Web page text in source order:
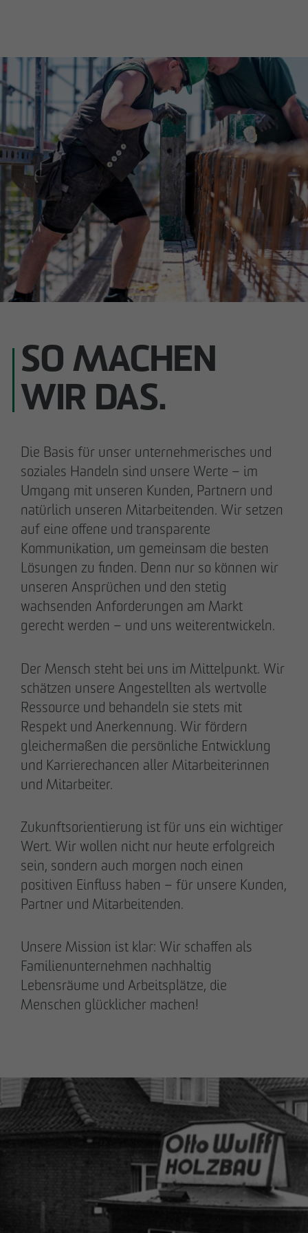
Impressum
Datenschutz
Barrierefreiheitserklärung
SO MACHEN
WIR DAS.
Die Basis für unser unternehmerisches und
soziales Handeln sind unsere Werte – im
Umgang mit unseren Kunden, Partnern und
natürlich unseren Mitarbeitenden. Wir setzen
auf eine offene und transparente
Kommunikation, um gemeinsam die besten
Lösungen zu finden. Denn nur so können wir
unseren Ansprüchen und den stetig
wachsenden Anforderungen am Markt
gerecht werden – und uns weiterentwickeln.
Der Mensch steht bei uns im Mittelpunkt. Wir
schätzen unsere Angestellten als wertvolle
Ressource und behandeln sie stets mit
Respekt und Anerkennung. Wir fördern
gleichermaßen die persönliche Entwicklung
und Karrierechancen aller Mitarbeiterinnen
und Mitarbeiter.
Zukunftsorientierung ist für uns ein wichtiger
Wert. Wir wollen nicht nur heute erfolgreich
sein, sondern auch morgen noch einen
positiven Einfluss haben – für unsere Kunden,
Partner und Mitarbeitenden.
Unsere Mission ist klar: Wir schaffen als
Familienunternehmen nachhaltig
Lebensräume und Arbeitsplätze, die
Menschen glücklicher machen!